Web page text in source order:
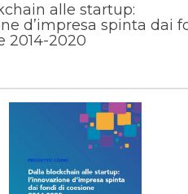
alle startup:
d’impresa spinta dai
2014-2020